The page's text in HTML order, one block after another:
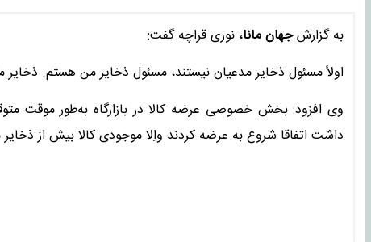
به گزارشجهان مانا، نوری قراچه گفت:
اولاً مسئول ذخایر مدعیان نیستند، مسئول ذخایر من هستم.
وی افزود: بخش خصوصی عرضه کالا در بازارگاه به‌طور موقت
داشت اتفاقا شروع به عرضه کردند واِلا موجودی کالا بیش از